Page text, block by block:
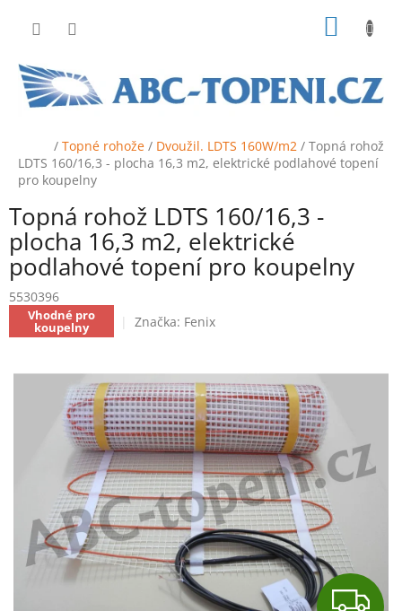
Domů
/ Topné rohože / Dvoužil. LDTS 160W/m2 / Topná rohož
LDTS 160/16,3 - plocha 16,3 m2, elektrické podlahové topení
pro koupelny
Topná rohož LDTS 160/16,3 -
plocha 16,3 m2, elektrické
podlahové topení pro koupelny
5530396
Vhodné pro
koupelny Značka: Fenix
Z